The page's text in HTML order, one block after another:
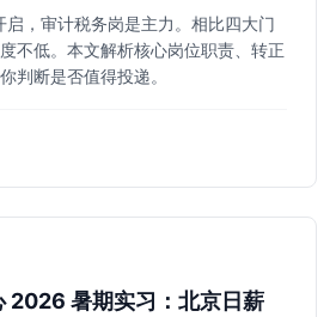
，审计税务岗是主力。相比四大门
不低。本文解析核心岗位职责、转正
判断是否值得投递。
2026 暑期实习：北京日薪